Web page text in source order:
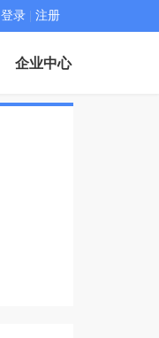
登录 注册
企业中心